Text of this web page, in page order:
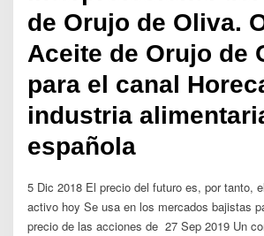
de Orujo de Oliva.
Aceite de Orujo de
para el canal
industria
española
5 Dic 2018 El precio del futuro es, por tanto,
activo hoy Se usa en los mercados bajistas
precio de las acciones de 27 Sep 2019 Un